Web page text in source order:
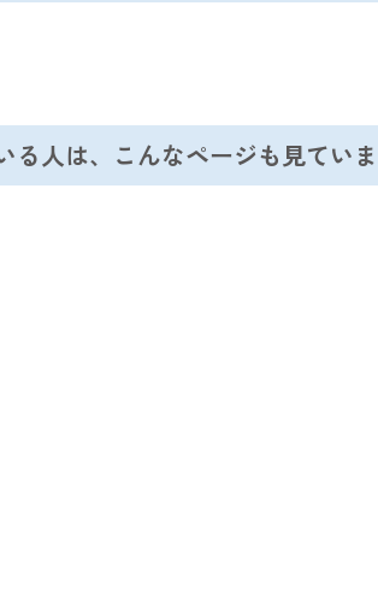
る人は、こんなページも見てい